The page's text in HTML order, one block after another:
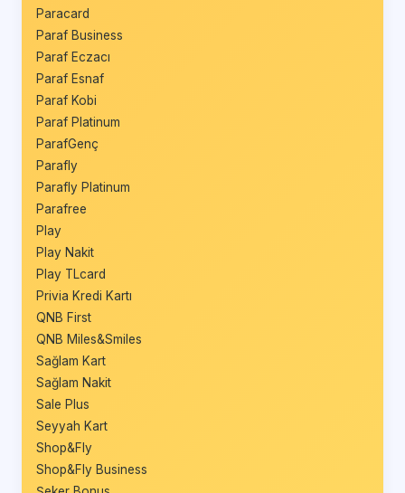
Paracard
Paraf Business
Paraf Eczacı
Paraf Esnaf
Paraf Kobi
Paraf Platinum
ParafGenç
Parafly
Parafly Platinum
Parafree
Play
Play Nakit
Play TLcard
Privia Kredi Kartı
QNB First
QNB Miles&Smiles
Sağlam Kart
Sağlam Nakit
Sale Plus
Seyyah Kart
Shop&Fly
Shop&Fly Business